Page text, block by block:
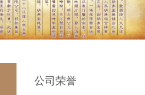
公司荣誉